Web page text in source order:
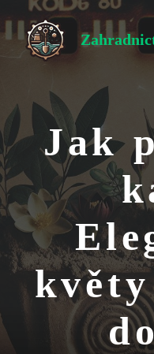
Přeskočit
obsah
Jak